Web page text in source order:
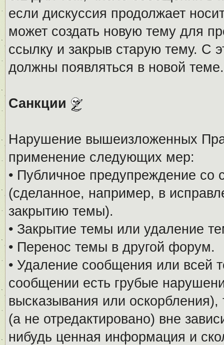
если дискуссия продолжает
может создать новую тему для
ссылку и закрыв старую тему. С
должны появляться в новой теме.
Санкции
Нарушение вышеизложенных
применение следующих мер:
• Публичное предупреждение
(сделанное, например, в
закрытию темы).
• Закрытие темы или удаление
• Перенос темы в другой форум.
• Удаление сообщения или всей
сообщении есть грубые
высказывания или
(а не отредактировано) вне
нибудь ценная информация и